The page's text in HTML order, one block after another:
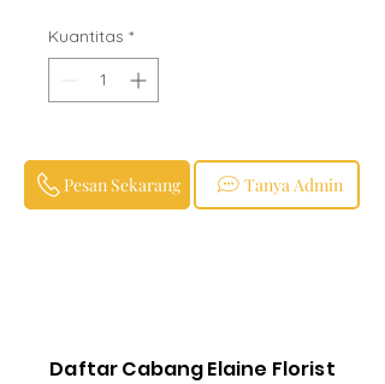
Kuantitas *
Tanya Admin
Pesan Sekarang
Daftar Cabang Elaine Florist